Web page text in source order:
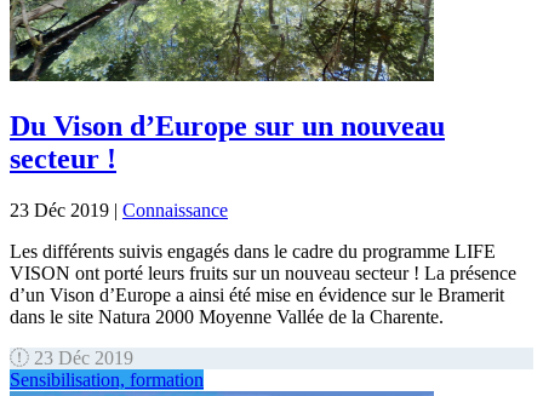
Du Vison d’Europe sur un nouveau
secteur !
23 Déc 2019 | Connaissance
Les différents suivis engagés dans le cadre du programme LIFE
VISON ont porté leurs fruits sur un nouveau secteur ! La présence
d’un Vison d’Europe a ainsi été mise en évidence sur le Bramerit
dans le site Natura 2000 Moyenne Vallée de la Charente.
23 Déc 2019
Sensibilisation, formation